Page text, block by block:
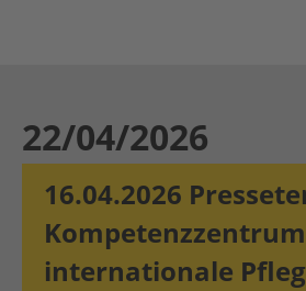
16.04.2026
Kompetenzzentrum
internationale
22/04/2026